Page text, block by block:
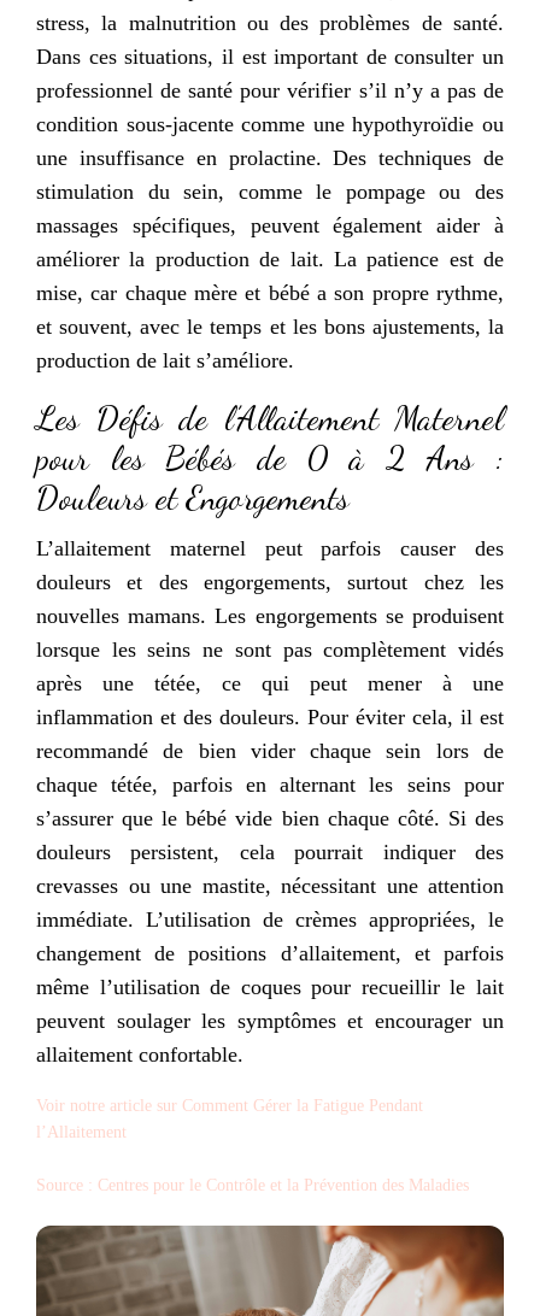
stress, la malnutrition ou des problèmes de santé.
Dans ces situations, il est important de consulter un
professionnel de santé pour vérifier s’il n’y a pas de
condition sous-jacente comme une hypothyroïdie ou
une insuffisance en prolactine. Des techniques de
stimulation du sein, comme le pompage ou des
massages spécifiques, peuvent également aider à
améliorer la production de lait. La patience est de
mise, car chaque mère et bébé a son propre rythme,
et souvent, avec le temps et les bons ajustements, la
production de lait s’améliore.
Les Défis de l’Allaitement Maternel
pour les Bébés de 0 à 2 Ans :
Douleurs et Engorgements
L’allaitement maternel peut parfois causer des
douleurs et des engorgements, surtout chez les
nouvelles mamans. Les engorgements se produisent
lorsque les seins ne sont pas complètement vidés
après une tétée, ce qui peut mener à une
inflammation et des douleurs. Pour éviter cela, il est
recommandé de bien vider chaque sein lors de
chaque tétée, parfois en alternant les seins pour
s’assurer que le bébé vide bien chaque côté. Si des
douleurs persistent, cela pourrait indiquer des
crevasses ou une mastite, nécessitant une attention
immédiate. L’utilisation de crèmes appropriées, le
changement de positions d’allaitement, et parfois
même l’utilisation de coques pour recueillir le lait
peuvent soulager les symptômes et encourager un
allaitement confortable.
Voir notre article sur Comment Gérer la Fatigue Pendant
l’Allaitement
Source : Centres pour le Contrôle et la Prévention des Maladies